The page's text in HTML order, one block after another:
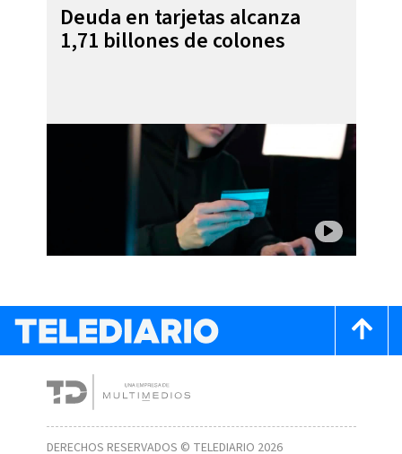
Deuda en tarjetas alcanza
1,71 billones de colones
DERECHOS RESERVADOS © TELEDIARIO 2026